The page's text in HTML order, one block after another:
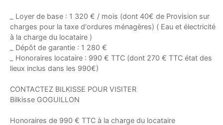
_ Loyer de base : 1 320 € / mois (dont 40€ de Provision sur
charges pour la taxe d'ordures ménagères) ( Eau et électricité
à la charge du locataire )
_ Dépôt de garantie : 1 280 €
_ Honoraires locataire : 990 € TTC (dont 270 € TTC état des
lieux inclus dans les 990€)
CONTACTEZ BILKISSE POUR VISITER
Bilkisse GOGUILLON
Honoraires de 990 € TTC à la charge du locataire